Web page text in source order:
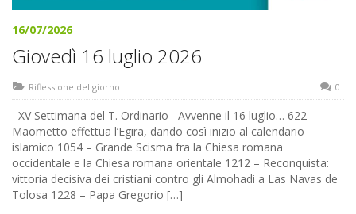
16/07/2026
Giovedì 16 luglio 2026
Riflessione del giorno 0
XV Settimana del T. Ordinario Avvenne il 16 luglio… 622 –
Maometto effettua l’Egira, dando così inizio al calendario
islamico 1054 – Grande Scisma fra la Chiesa romana
occidentale e la Chiesa romana orientale 1212 – Reconquista:
vittoria decisiva dei cristiani contro gli Almohadi a Las Navas de
Tolosa 1228 – Papa Gregorio […]